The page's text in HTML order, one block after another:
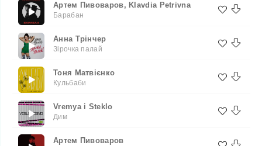
Артем Пивоваров, Klavdia Petrivna
Барабан
Анна Трінчер
Зірочка палай
Тоня Матвієнко
Кульбаби
Vremya i Steklo
Дим
Артем Пивоваров